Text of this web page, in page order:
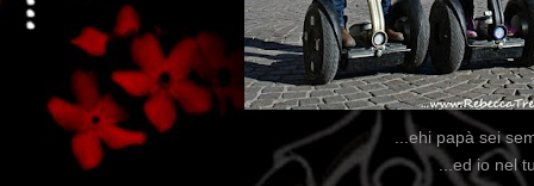
...ehi papà sei
...ed io nel